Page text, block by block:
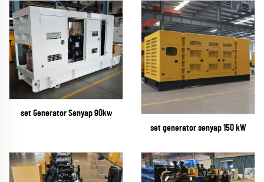
set Generator Senyap 90kw
set generator senyap 150 kW